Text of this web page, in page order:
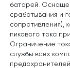
батарей.
срабатывания и
сопротивления),
пикового тока
Ограничение
службы всех